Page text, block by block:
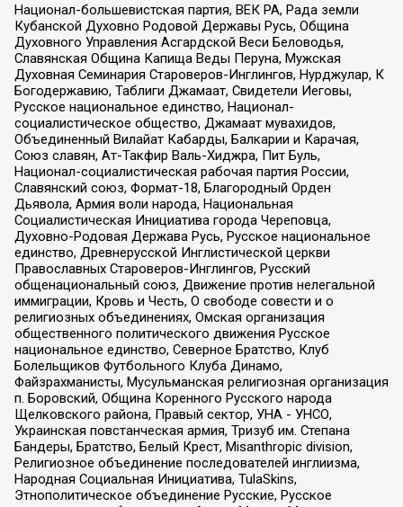
Национал-большевистская партия, ВЕК РА, Рада земли
Кубанской Духовно Родовой Державы Русь, Община
Духовного Управления Асгардской Веси Беловодья,
Славянская Община Капища Веды Перуна, Мужская
Духовная Семинария Староверов-Инглингов, Нурджулар, К
Богодержавию, Таблиги Джамаат, Свидетели Иеговы,
Русское национальное единство, Национал-
социалистическое общество, Джамаат мувахидов,
Объединенный Вилайат Кабарды, Балкарии и Карачая,
Союз славян, Ат-Такфир Валь-Хиджра, Пит Буль,
Национал-социалистическая рабочая партия России,
Славянский союз, Формат-18, Благородный Орден
Дьявола, Армия воли народа, Национальная
Социалистическая Инициатива города Череповца,
Духовно-Родовая Держава Русь, Русское национальное
единство, Древнерусской Инглистической церкви
Православных Староверов-Инглингов, Русский
общенациональный союз, Движение против нелегальной
иммиграции, Кровь и Честь, О свободе совести и о
религиозных объединениях, Омская организация
общественного политического движения Русское
национальное единство, Северное Братство, Клуб
Болельщиков Футбольного Клуба Динамо,
Файзрахманисты, Мусульманская религиозная организация
п. Боровский, Община Коренного Русского народа
Щелковского района, Правый сектор, УНА - УНСО,
Украинская повстанческая армия, Тризуб им. Степана
Бандеры, Братство, Белый Крест, Misanthropic division,
Религиозное объединение последователей инглиизма,
Народная Социальная Инициатива, TulaSkins,
Этнополитическое объединение Русские, Русское